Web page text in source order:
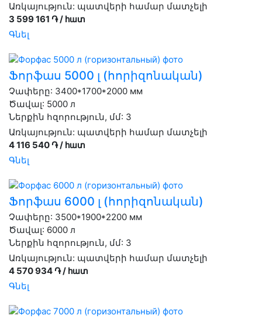
Առկայություն: պատվերի համար մատչելի
3 599 161 ֏ / հատ
Գնել
Ֆորֆաս 5000 լ (հորիզոնական)
Չափերը: 3400*1700*2000 мм
Ծավալ: 5000 л
Ներքին հզորություն, մմ: 3
Առկայություն: պատվերի համար մատչելի
4 116 540 ֏ / հատ
Գնել
Ֆորֆաս 6000 լ (հորիզոնական)
Չափերը: 3500*1900*2200 мм
Ծավալ: 6000 л
Ներքին հզորություն, մմ: 3
Առկայություն: պատվերի համար մատչելի
4 570 934 ֏ / հատ
Գնել